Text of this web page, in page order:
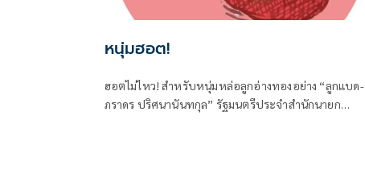
หนุ่มฮอต!
ฮอตไม่ไหว! สำหรับหนุ่มหล่อลูกอ่างทองอย่าง “ลูกแบด-
ภราดร ปริศนานันทกุล” รัฐมนตรีประจำสำนักนายก